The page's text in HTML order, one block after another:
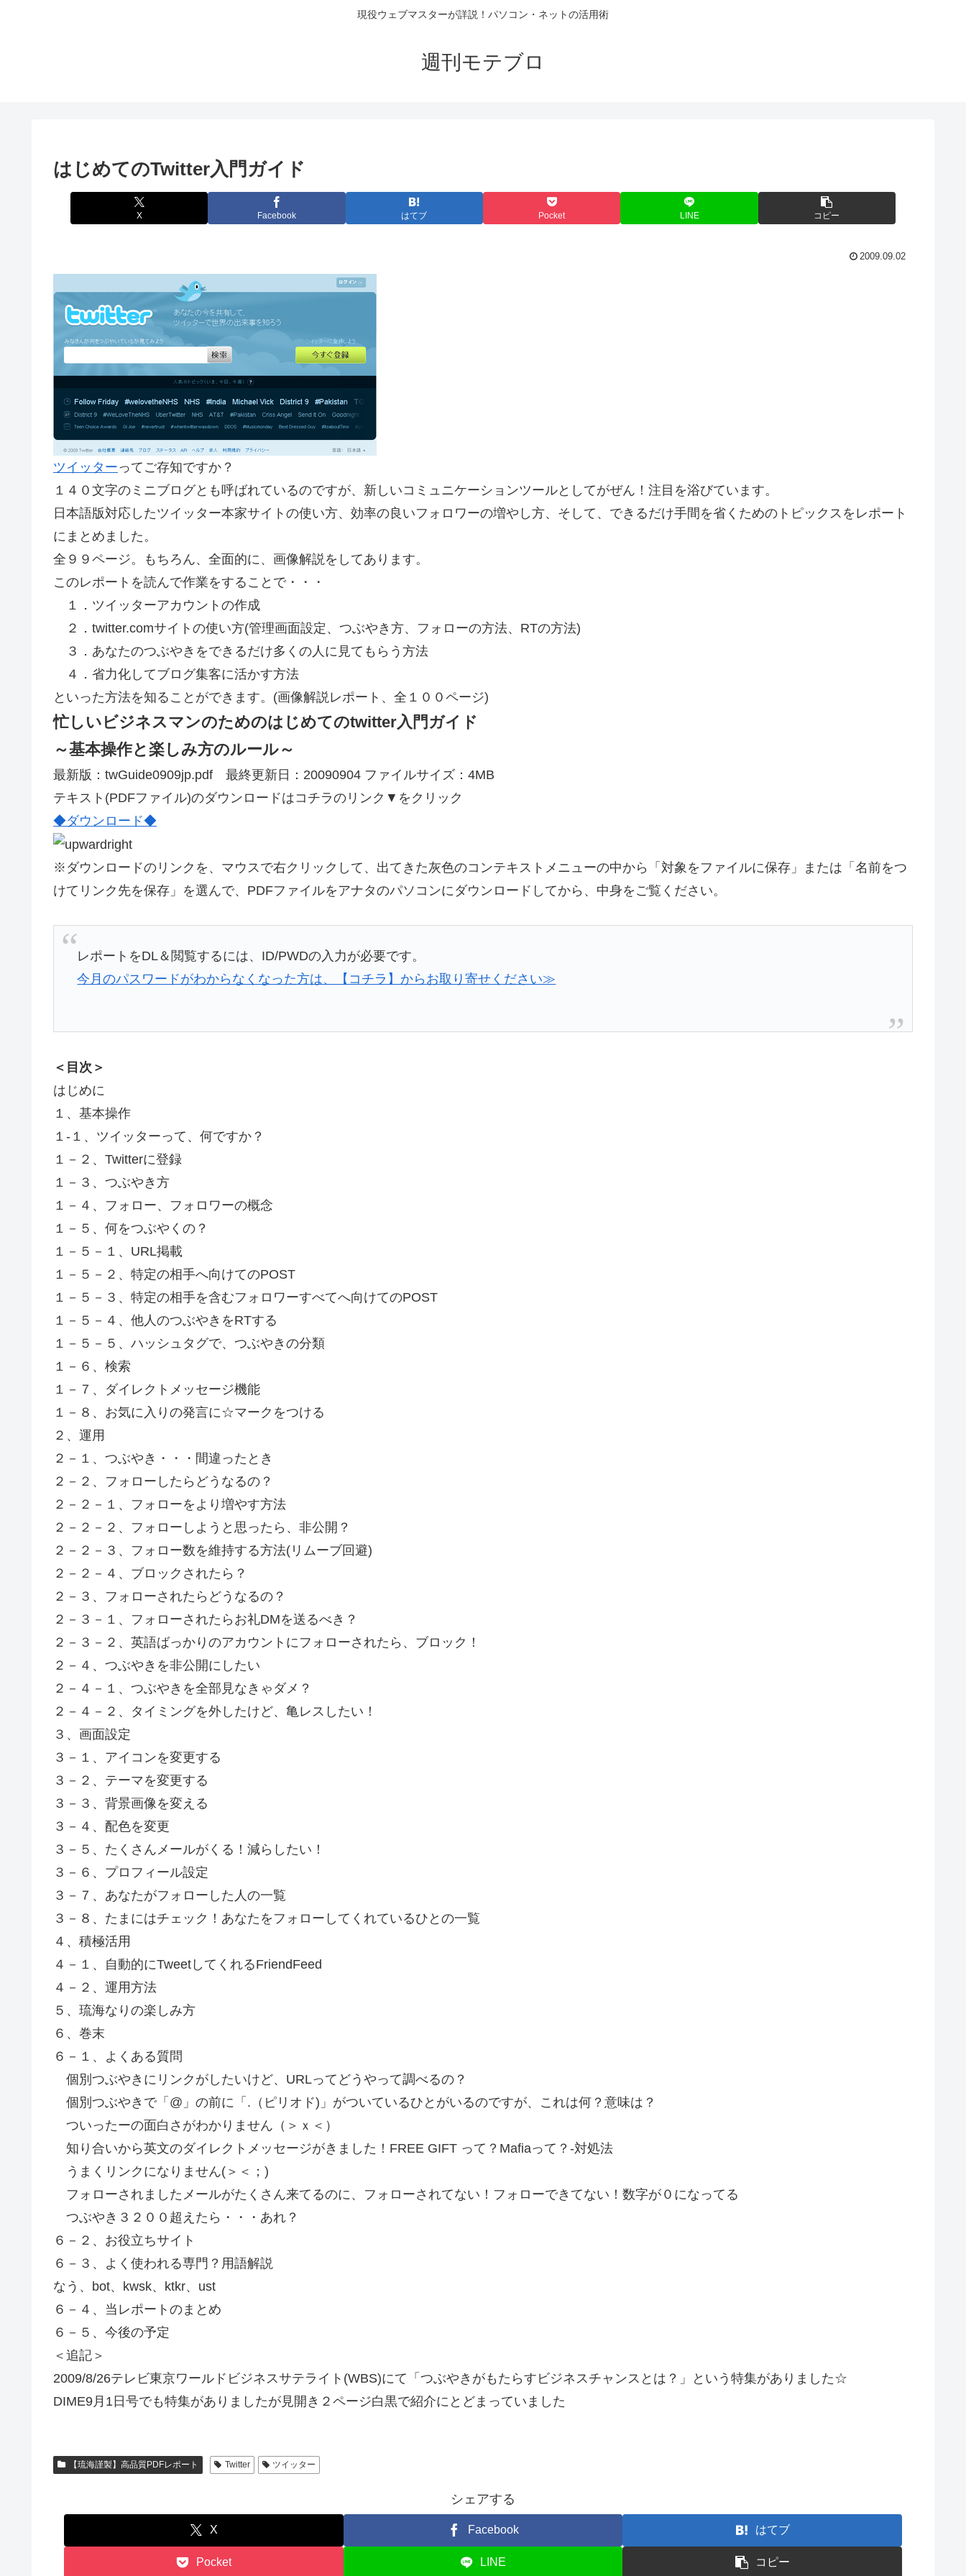
現役ウェブマスターが詳説！パソコン・ネットの活用術
週刊モテブロ
はじめてのTwitter入門ガイド
X Facebook はてブ Pocket LINE コピー
2009.09.02
ツイッターってご存知ですか？
１４０文字のミニブログとも呼ばれているのですが、新しいコミュニケーションツールとしてがぜん！注目を浴びています。
日本語版対応したツイッター本家サイトの使い方、効率の良いフォロワーの増やし方、そして、できるだけ手間を省くためのトピックスをレポート
にまとめました。
全９９ページ。もちろん、全面的に、画像解説をしてあります。
このレポートを読んで作業をすることで・・・
１．ツイッターアカウントの作成
２．twitter.comサイトの使い方(管理画面設定、つぶやき方、フォローの方法、RTの方法)
３．あなたのつぶやきをできるだけ多くの人に見てもらう方法
４．省力化してブログ集客に活かす方法
といった方法を知ることができます。(画像解説レポート、全１００ページ)
忙しいビジネスマンのためのはじめてのtwitter入門ガイド
～基本操作と楽しみ方のルール～
最新版：twGuide0909jp.pdf 最終更新日：20090904 ファイルサイズ：4MB
テキスト(PDFファイル)のダウンロードはコチラのリンク▼をクリック
◆ダウンロード◆
※ダウンロードのリンクを、マウスで右クリックして、出てきた灰色のコンテキストメニューの中から「対象をファイルに保存」または「名前をつ
けてリンク先を保存」を選んで、PDFファイルをアナタのパソコンにダウンロードしてから、中身をご覧ください。
レポートをDL＆閲覧するには、ID/PWDの入力が必要です。
今月のパスワードがわからなくなった方は、【コチラ】からお取り寄せください≫
＜目次＞
はじめに
１、基本操作
１-１、ツイッターって、何ですか？
１－２、Twitterに登録
１－３、つぶやき方
１－４、フォロー、フォロワーの概念
１－５、何をつぶやくの？
１－５－１、URL掲載
１－５－２、特定の相手へ向けてのPOST
１－５－３、特定の相手を含むフォロワーすべてへ向けてのPOST
１－５－４、他人のつぶやきをRTする
１－５－５、ハッシュタグで、つぶやきの分類
１－６、検索
１－７、ダイレクトメッセージ機能
１－８、お気に入りの発言に☆マークをつける
２、運用
２－１、つぶやき・・・間違ったとき
２－２、フォローしたらどうなるの？
２－２－１、フォローをより増やす方法
２－２－２、フォローしようと思ったら、非公開？
２－２－３、フォロー数を維持する方法(リムーブ回避)
２－２－４、ブロックされたら？
２－３、フォローされたらどうなるの？
２－３－１、フォローされたらお礼DMを送るべき？
２－３－２、英語ばっかりのアカウントにフォローされたら、ブロック！
２－４、つぶやきを非公開にしたい
２－４－１、つぶやきを全部見なきゃダメ？
２－４－２、タイミングを外したけど、亀レスしたい！
３、画面設定
３－１、アイコンを変更する
３－２、テーマを変更する
３－３、背景画像を変える
３－４、配色を変更
３－５、たくさんメールがくる！減らしたい！
３－６、プロフィール設定
３－７、あなたがフォローした人の一覧
３－８、たまにはチェック！あなたをフォローしてくれているひとの一覧
４、積極活用
４－１、自動的にTweetしてくれるFriendFeed
４－２、運用方法
５、琉海なりの楽しみ方
６、巻末
６－１、よくある質問
個別つぶやきにリンクがしたいけど、URLってどうやって調べるの？
個別つぶやきで「@」の前に「.（ピリオド)」がついているひとがいるのですが、これは何？意味は？
ついったーの面白さがわかりません（＞ｘ＜）
知り合いから英文のダイレクトメッセージがきました！FREE GIFT って？Mafiaって？-対処法
うまくリンクになりません(＞＜；)
フォローされましたメールがたくさん来てるのに、フォローされてない！フォローできてない！数字が０になってる
つぶやき３２００超えたら・・・あれ？
６－２、お役立ちサイト
６－３、よく使われる専門？用語解説
なう、bot、kwsk、ktkr、ust
６－４、当レポートのまとめ
６－５、今後の予定
＜追記＞
2009/8/26テレビ東京ワールドビジネスサテライト(WBS)にて「つぶやきがもたらすビジネスチャンスとは？」という特集がありました☆
DIME9月1日号でも特集がありましたが見開き２ページ白黒で紹介にとどまっていました
【琉海謹製】高品質PDFレポート Twitter ツイッター
シェアする
X Facebook はてブ
Pocket LINE コピー